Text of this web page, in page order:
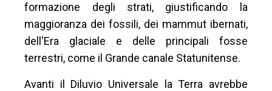
formazione degli strati, giustificando la
maggioranza dei fossili, dei mammut ibernati,
dell'Era glaciale e delle principali fosse
terrestri, come il Grande canale Statunitense.
Avanti il Diluvio Universale la Terra avrebbe